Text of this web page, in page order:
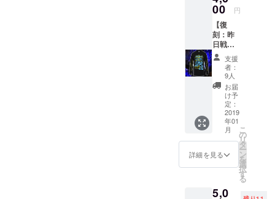
上がり
が異な
る場合
が御座
いま
す。 ご
了承下
さい。
(175CM
) 53 73
20 XL
(180CM
) 56 75
20 ※画
像はあ
くまで
サンプ
ルの
為、実
物と仕
上がり
が異な
る場合
が御座
さい。
S,M,L,X
L ※全リ
ターン
特典
【謎の
映像】
付き ▼
ボディ
仕様(身
幅・身
丈・そ
で丈)
GILDA
63000
S
(165CM
(170CM
00 円
【復
刻：昨
日戦死
アイリ
フドー
パTシャ
ツ(ロン
グ)】
CF限
定！こ
こでし
か買え
ない過
去Tシャ
ツで
す！ ※
は
支援
者：
9人
お届
け予
定：
2019
年01
月
詳細を見る
こ
の
リ
タ
ー
ン
を
選
択
す
る
5,0